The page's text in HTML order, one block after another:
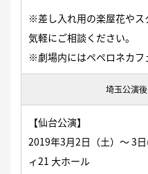
※差し入れ用の楽屋花やス
気軽にご相談ください。
※劇場内にはペペロネカフ
埼玉公演
【仙台公演】
2019年3月2日（土）〜 3
ィ21 大ホール